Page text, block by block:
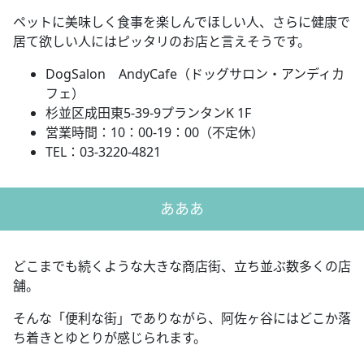
ペットに美味しく食事を楽しんでほしい人、さらに健康で
居て欲しい人にはピッタリのお店と言えそうです。
DogSalon AndyCafe（ドッグサロン・アンディカ
フェ）
杉並区成田東5-39-9プランタンK 1F
営業時間：10：00-19：00（不定休）
TEL：03-3220-4821
あああ
どこまでも続くような大きな商店街、立ち並ぶ数多くの店
舗。
そんな「便利な街」でありながら、阿佐ヶ谷にはどこか落
ち着きとゆとりが感じられます。